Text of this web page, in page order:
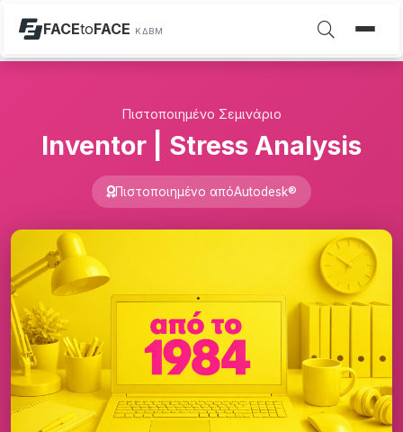
FACEtoFACE ΚΔΒΜ
Πιστοποιημένο Σεμινάριο
Inventor | Stress Analysis
Πιστοποιημένο απόAutodesk®